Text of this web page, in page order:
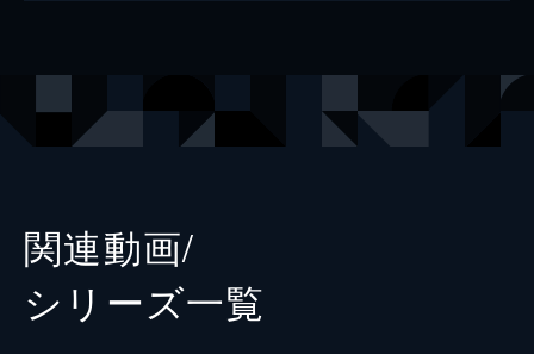
掲載誌 チャンピオンクロス
関連動画/
シリーズ⼀覧